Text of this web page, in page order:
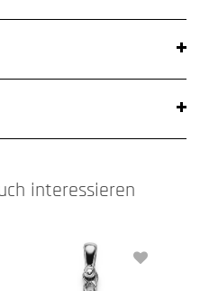
interessieren